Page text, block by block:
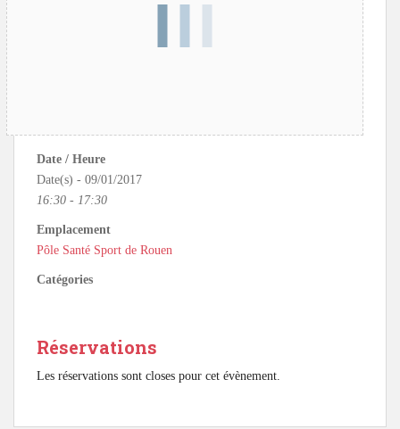
Date / Heure
Date(s) - 09/01/2017
16:30 - 17:30
Emplacement
Pôle Santé Sport de Rouen
Catégories
Réservations
Les réservations sont closes pour cet évènement.